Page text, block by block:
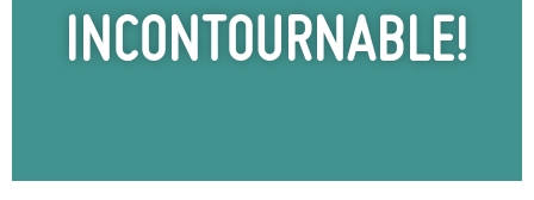
INCONTOURNABLE!